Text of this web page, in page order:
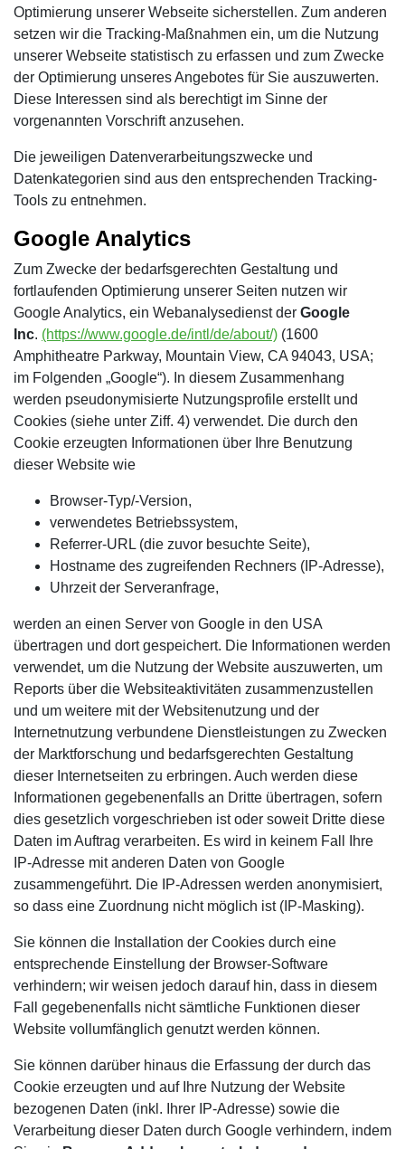
Optimierung unserer Webseite sicherstellen. Zum anderen
setzen wir die Tracking-Maßnahmen ein, um die Nutzung
unserer Webseite statistisch zu erfassen und zum Zwecke
der Optimierung unseres Angebotes für Sie auszuwerten.
Diese Interessen sind als berechtigt im Sinne der
vorgenannten Vorschrift anzusehen.
Die jeweiligen Datenverarbeitungszwecke und
Datenkategorien sind aus den entsprechenden Tracking-
Tools zu entnehmen.
Google Analytics
Zum Zwecke der bedarfsgerechten Gestaltung und
fortlaufenden Optimierung unserer Seiten nutzen wir
Google Analytics, ein Webanalysedienst der Google
Inc. (https://www.google.de/intl/de/about/) (1600
Amphitheatre Parkway, Mountain View, CA 94043, USA;
im Folgenden „Google“). In diesem Zusammenhang
werden pseudonymisierte Nutzungsprofile erstellt und
Cookies (siehe unter Ziff. 4) verwendet. Die durch den
Cookie erzeugten Informationen über Ihre Benutzung
dieser Website wie
Browser-Typ/-Version,
verwendetes Betriebssystem,
Referrer-URL (die zuvor besuchte Seite),
Hostname des zugreifenden Rechners (IP-Adresse),
Uhrzeit der Serveranfrage,
werden an einen Server von Google in den USA
übertragen und dort gespeichert. Die Informationen werden
verwendet, um die Nutzung der Website auszuwerten, um
Reports über die Websiteaktivitäten zusammenzustellen
und um weitere mit der Websitenutzung und der
Internetnutzung verbundene Dienstleistungen zu Zwecken
der Marktforschung und bedarfsgerechten Gestaltung
dieser Internetseiten zu erbringen. Auch werden diese
Informationen gegebenenfalls an Dritte übertragen, sofern
dies gesetzlich vorgeschrieben ist oder soweit Dritte diese
Daten im Auftrag verarbeiten. Es wird in keinem Fall Ihre
IP-Adresse mit anderen Daten von Google
zusammengeführt. Die IP-Adressen werden anonymisiert,
so dass eine Zuordnung nicht möglich ist (IP-Masking).
Sie können die Installation der Cookies durch eine
entsprechende Einstellung der Browser-Software
verhindern; wir weisen jedoch darauf hin, dass in diesem
Fall gegebenenfalls nicht sämtliche Funktionen dieser
Website vollumfänglich genutzt werden können.
Sie können darüber hinaus die Erfassung der durch das
Cookie erzeugten und auf Ihre Nutzung der Website
bezogenen Daten (inkl. Ihrer IP-Adresse) sowie die
Verarbeitung dieser Daten durch Google verhindern, indem